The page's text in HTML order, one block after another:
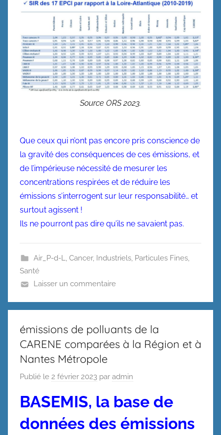
Source ORS 2023.
Que ceux qui n’ont pas encore pris conscience de
la gravité des conséquences de ces émissions, et
de l’impérieuse nécessité de mesurer les
concentrations respirées et de réduire les
émissions s’interrogent sur leur responsabilité… et
surtout agissent !
Ils ne pourront pas dire qu’ils ne savaient pas.
Air_P-d-L, Cancer, Industriels, Particules Fines,
Santé
Laisser un commentaire
émissions de polluants de la
CARENE comparées à la Région et à
Nantes Métropole
Publié le 2 février 2023 par admin
BASEMIS, la base de
données des émissions